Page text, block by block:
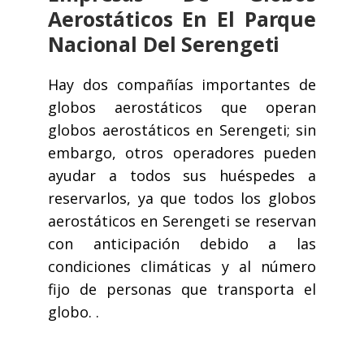
Aerostáticos En El Parque
Nacional Del Serengeti
Hay dos compañías importantes de
globos aerostáticos que operan
globos aerostáticos en Serengeti; sin
embargo, otros operadores pueden
ayudar a todos sus huéspedes a
reservarlos, ya que todos los globos
aerostáticos en Serengeti se reservan
con anticipación debido a las
condiciones climáticas y al número
fijo de personas que transporta el
globo. .